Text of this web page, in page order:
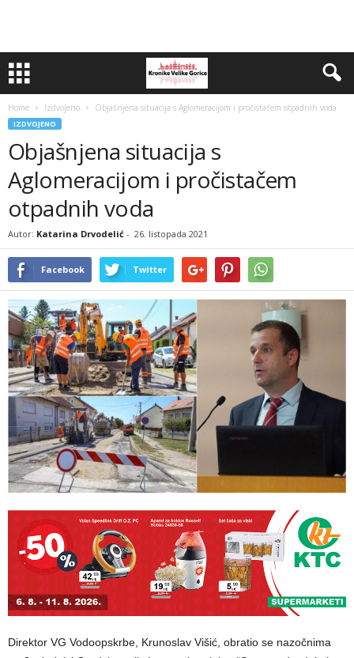
Home Izdvojeno Objašnjena situacija s Aglomeracijom i pročistačem otpadnih voda
IZDVOJENO
Objašnjena situacija s
Aglomeracijom i pročistačem
otpadnih voda
Autor: Katarina Drvodelić - 26. listopada 2021
Facebook Twitter
Direktor VG Vodoopskrbe, Krunoslav Višić, obratio se nazočnima